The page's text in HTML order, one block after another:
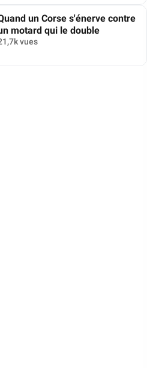
un Corse s'énerve contre
motard qui le double
vues